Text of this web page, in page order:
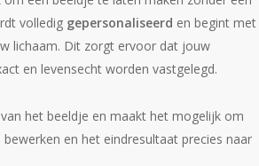
volledig gepersonaliseerd en begint met
lichaam. Dit zorgt ervoor dat jouw
en levensecht worden vastgelegd.
het beeldje en maakt het mogelijk om
en het eindresultaat precies naar